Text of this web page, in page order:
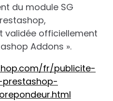
du module SG
validée officiellement
Addons ».
fr/publicite-